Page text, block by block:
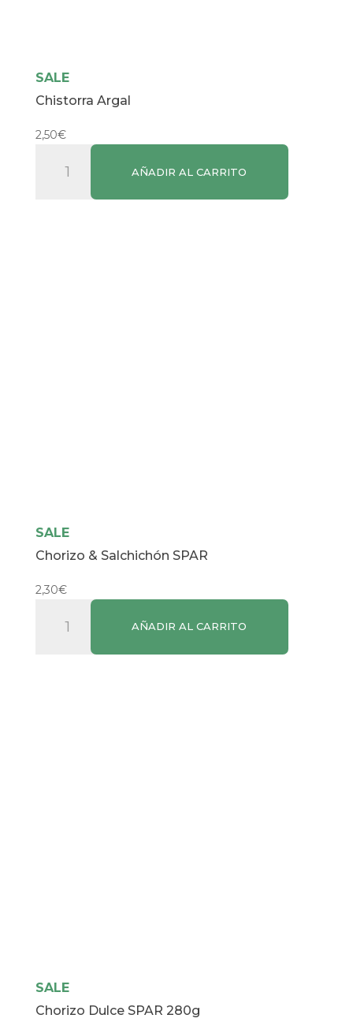
SALE
Chistorra Argal
2,50€
Argal
cantidad
AÑADIR AL CARRITO
SALE
Chorizo & Salchichón SPAR
2,30€
Salchichón
AÑADIR AL CARRITO
SALE
Chorizo Dulce SPAR 280g